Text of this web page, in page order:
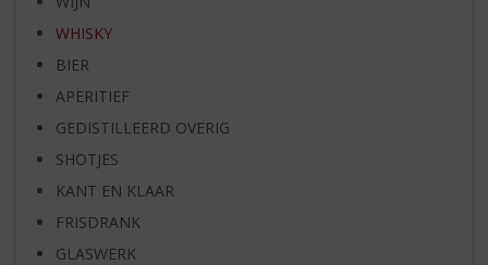
WHISKY
BIER
APERITIEF
GEDISTILLEERD OVERIG
SHOTJES
KANT EN KLAAR
FRISDRANK
GLASWERK